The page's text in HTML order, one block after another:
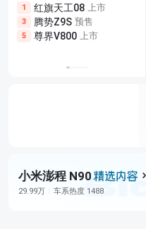
1 红旗天工08 上市
3 腾势Z9S 预售
5 尊界V800 上市
小米澎程 N90
29.99万 车系热度 1488